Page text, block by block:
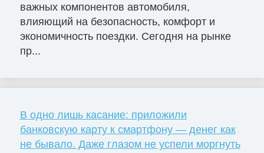
важных компонентов автомобиля,
влияющий на безопасность, комфорт и
экономичность поездки. Сегодня на рынке
пр...
В одно лишь касание: приложили
банковскую карту к смартфону — денег как
не бывало. Даже глазом не успели моргнуть